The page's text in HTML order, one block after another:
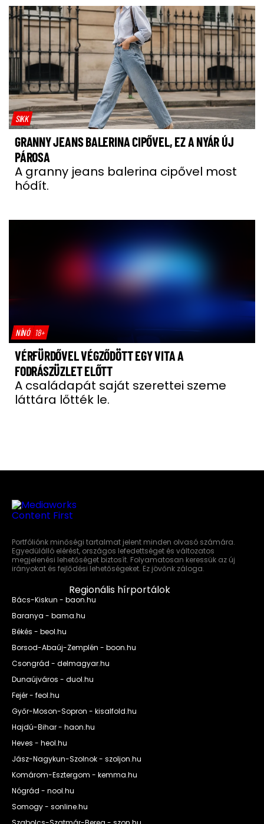
SIKK
GRANNY JEANS BALERINA CIPŐVEL, EZ A NYÁR ÚJ
PÁROSA
A granny jeans balerina cipővel most
hódít.
NÍNÓ 18+
VÉRFÜRDŐVEL VÉGZŐDÖTT EGY VITA A
FODRÁSZÜZLET ELŐTT
A családapát saját szerettei szeme
láttára lőtték le.
Portfóliónk minőségi tartalmat jelent minden olvasó számára.
Egyedülálló elérést, országos lefedettséget és változatos
megjelenési lehetőséget biztosít. Folyamatosan keressük az új
irányokat és fejlődési lehetőségeket. Ez jövőnk záloga.
Regionális hírportálok
Bács-Kiskun - baon.hu
Baranya - bama.hu
Békés - beol.hu
Borsod-Abaúj-Zemplén - boon.hu
Csongrád - delmagyar.hu
Dunaújváros - duol.hu
Fejér - feol.hu
Győr-Moson-Sopron - kisalfold.hu
Hajdú-Bihar - haon.hu
Heves - heol.hu
Jász-Nagykun-Szolnok - szoljon.hu
Komárom-Esztergom - kemma.hu
Nógrád - nool.hu
Somogy - sonline.hu